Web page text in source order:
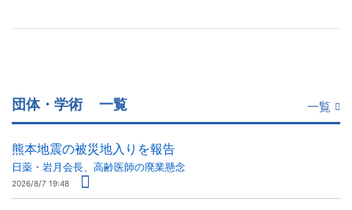
団体・学術 一覧 一覧
熊本地震の被災地入りを報告
日薬・岩月会長、高齢医師の廃業懸念
2026/8/7 19:48